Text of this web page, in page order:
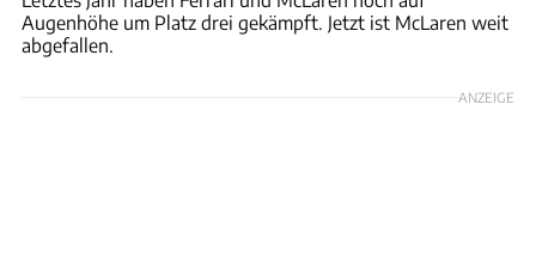
Augenhöhe um Platz drei gekämpft. Jetzt ist McLaren weit
abgefallen.
ANZEIGE